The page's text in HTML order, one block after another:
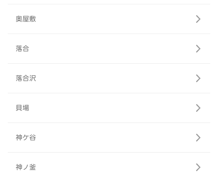
奥屋敷
落合
落合沢
貝場
神ケ谷
神ノ釜